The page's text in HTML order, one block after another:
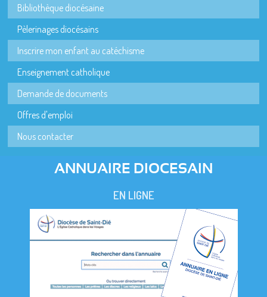
Bibliothèque diocésaine
Pèlerinages diocésains
Inscrire mon enfant au catéchisme
Enseignement catholique
Demande de documents
Offres d'emploi
Nous contacter
ANNUAIRE DIOCESAIN
EN LIGNE